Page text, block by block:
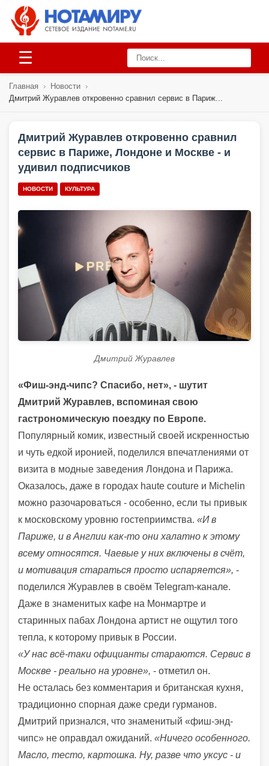
☰
Главная › Новости ›
Дмитрий Журавлев откровенно сравнил сервис в Париж...
Дмитрий Журавлев откровенно сравнил
сервис в Париже, Лондоне и Москве - и
удивил подписчиков
НОВОСТИ КУЛЬТУРА
Дмитрий Журавлев
«Фиш-энд-чипс? Спасибо, нет», - шутит
Дмитрий Журавлев, вспоминая свою
гастрономическую поездку по Европе.
Популярный комик, известный своей искренностью
и чуть едкой иронией, поделился впечатлениями от
визита в модные заведения Лондона и Парижа.
Оказалось, даже в городах haute couture и Michelin
можно разочароваться - особенно, если ты привык
к московскому уровню гостеприимства. «И в
Париже, и в Англии как-то они халатно к этому
всему относятся. Чаевые у них включены в счёт,
и мотивация стараться просто испаряется», -
поделился Журавлев в своём Telegram-канале.
Даже в знаменитых кафе на Монмартре и
старинных пабах Лондона артист не ощутил того
тепла, к которому привык в России.
«У нас всё-таки официанты стараются. Сервис в
Москве - реально на уровне», - отметил он.
Не осталась без комментария и британская кухня,
традиционно спорная даже среди гурманов.
Дмитрий признался, что знаменитый «фиш-энд-
чипс» не оправдал ожиданий. «Ничего особенного.
Масло, тесто, картошка. Ну, разве что уксус - и